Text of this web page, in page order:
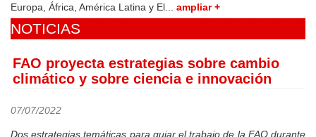
Europa, África, América Latina y El... ampliar +
NOTICIAS
FAO proyecta estrategias sobre cambio
climático y sobre ciencia e innovación
07/07/2022
Dos estrategias temáticas para guiar el trabajo de la FAO durante